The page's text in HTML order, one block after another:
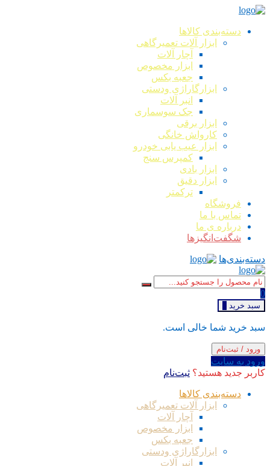
دسته‌بندی کالاها
ابزار آلات تعمیرگاهی
آچار آلات
ابزار مخصوص
جعبه بکس
ابزارگاراژی ودستی
انبر آلات
جک سوسماری
ابزار برقی
کارواش خانگی
ابزار عیب یابی خودرو
کمپرس سنج
ابزار بادی
ابزار دقیق
ترکمتر
فروشگاه
تماس با ما
درباره ی ما
شگفت‌انگیزها
دسته‌بندی‌ها
0
سبد خرید
سبد خرید شما خالی است.
ورود / ثبت‌نام
ورود به سایت
کاربر جدید هستید؟ ثبت‌نام
دسته‌بندی کالاها
ابزار آلات تعمیرگاهی
آچار آلات
ابزار مخصوص
جعبه بکس
ابزارگاراژی ودستی
انبر آلات